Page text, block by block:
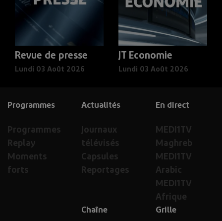
Revue de presse
Lundi 03 Août 2026
JT Economie
Lundi 03 Août 2026
En direct
MEDI1TV
Maghreb
MEDI1TV
Arabic
MEDI1TV
Afrique
Actualités
Journaux
télévisés
Capsules
Reportages
Programmes
Programmes
Replay
Moments
forts
Grille
Chaîne